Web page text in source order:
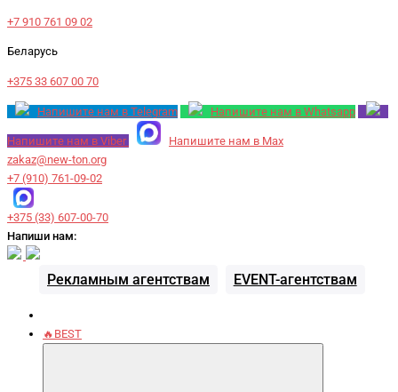
+7 910 761 09 02
Беларусь
+375 33 607 00 70
Напишите нам в Telegram Напишите нам в Whatsapp
Напишите нам в Viber
Напишите нам в Max
zakaz@new-ton.org
+7 (910) 761-09-02
+375 (33) 607-00-70
Напиши нам:
Рекламным агентствам EVENT-агентствам
🔥BEST